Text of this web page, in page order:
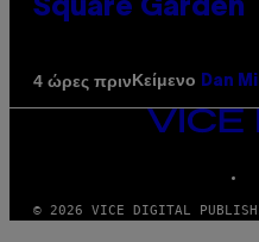
Square Garden
4 ώρες πρινΚείμενο Dan
VICE
© 2026 VICE DIGITAL